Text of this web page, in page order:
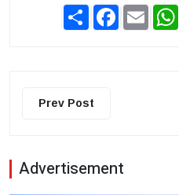
Share Facebook
Email
Prev Post
Advertisement